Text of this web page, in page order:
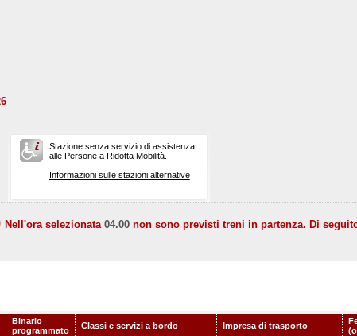
Stazione senza servizio di assistenza
alle Persone a Ridotta Mobilità.
Informazioni sulle stazioni alternative
Nell'ora selezionata 04.00 non sono previsti treni in partenza. Di
Binario
programmato
Classi e servizi a bordo Impresa di trasporto